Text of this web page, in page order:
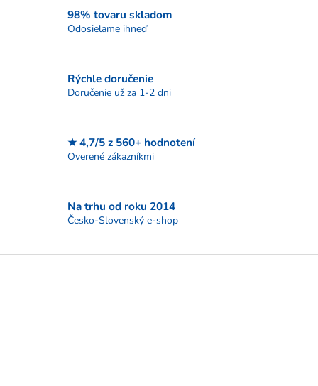
á
p
k
y
i
s
u
98% tovaru skladom
Odosielame ihneď
Rýchle doručenie
Doručenie už za 1-2 dni
★ 4,7/5 z 560+ hodnotení
Overené zákazníkmi
Na trhu od roku 2014
Česko-Slovenský e-shop
Z